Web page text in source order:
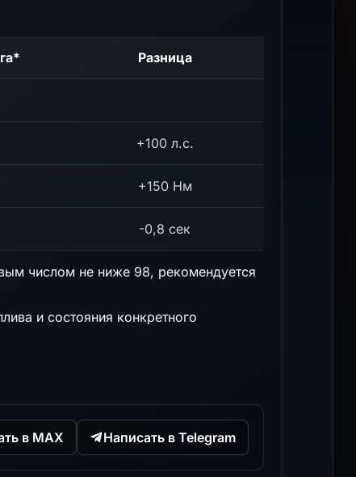
Разница
+100 л.с.
+150 Нм
-0,8 сек
числом не ниже 98, рекомендуется
и состояния конкретного
в MAX Написать в Telegram